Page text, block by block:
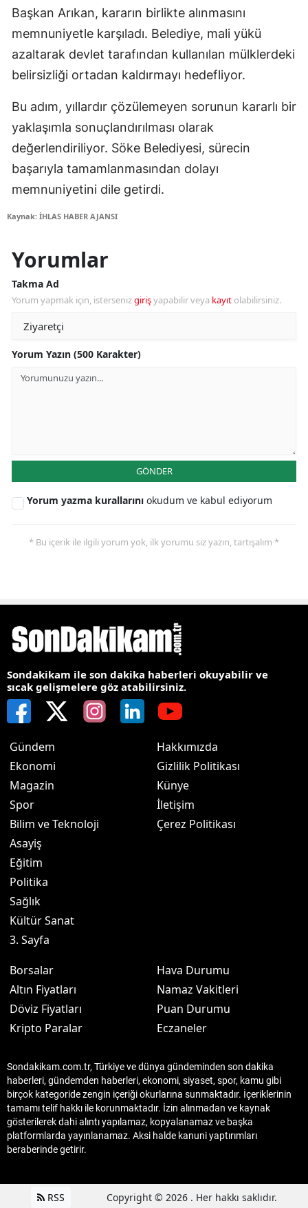
Başkan Arıkan, kararın birlikte alınmasını
memnuniyetle karşıladı. Belediye, mali yükü
azaltarak devlet tarafından kullanılan mülklerdeki
belirsizliği ortadan kaldırmayı hedefliyor.
Bu adım, yıllardır çözülemeyen sorunun kararlı bir
yaklaşımla sonuçlandırılması olarak
değerlendiriliyor. Söke Belediyesi, sürecin
başarıyla tamamlanmasından dolayı
memnuniyetini dile getirdi.
Kaynak: İHLAS HABER AJANSI
Yorumlar
Takma Ad
Yorum yapmak için, istersenizgirişyapabilir veya kayıt olabilirsiniz.
Yorum Yazın (500 Karakter)
GÖNDER
Yorum yazma kurallarını okudum ve kabul ediyorum
* Bu içerik ile ilgili yorum yok, ilk yorumu siz yazın, tartışalım *
Sondakikam ile son dakika haberleri okuyabilir ve
sıcak gelişmelere göz atabilirsiniz.
Gündem
Ekonomi
Magazin
Spor
Bilim ve Teknoloji
Asayiş
Eğitim
Politika
Sağlık
Kültür Sanat
3. Sayfa
Hakkımızda
Gizlilik Politikası
Künye
İletişim
Çerez Politikası
Borsalar
Altın Fiyatları
Döviz Fiyatları
Kripto Paralar
Hava Durumu
Namaz Vakitleri
Puan Durumu
Eczaneler
Sondakikam.com.tr, Türkiye ve dünya gündeminden son dakika
haberleri, gündemden haberleri, ekonomi, siyaset, spor, kamu gibi
birçok kategoride zengin içeriği okurlarına sunmaktadır. İçeriklerinin
tamamı telif hakkı ile korunmaktadır. İzin alınmadan ve kaynak
gösterilerek dahi alıntı yapılamaz, kopyalanamaz ve başka
platformlarda yayınlanamaz. Aksi halde kanuni yaptırımları
beraberinde getirir.
RSS Copyright © 2026 . Her hakkı saklıdır.